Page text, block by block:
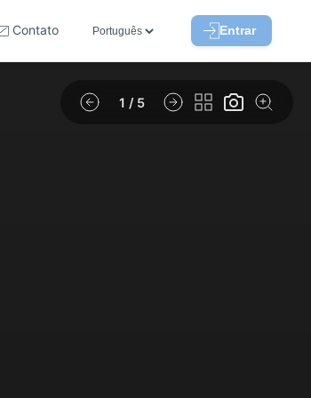
Contato Entrar
1 / 5